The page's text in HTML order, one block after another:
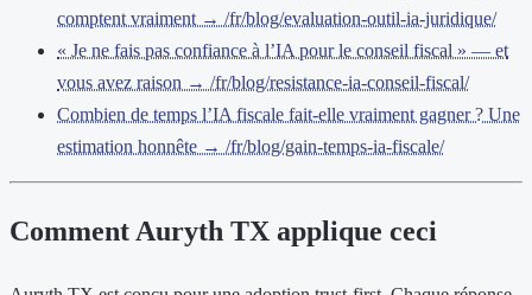
comptent vraiment → /fr/blog/evaluation-outil-ia-juridique/
« Je ne fais pas confiance à l’IA pour le conseil fiscal » — et
vous avez raison → /fr/blog/resistance-ia-conseil-fiscal/
Combien de temps l’IA fiscale fait-elle vraiment gagner ? Une
estimation honnête → /fr/blog/gain-temps-ia-fiscale/
Comment Auryth TX applique ceci